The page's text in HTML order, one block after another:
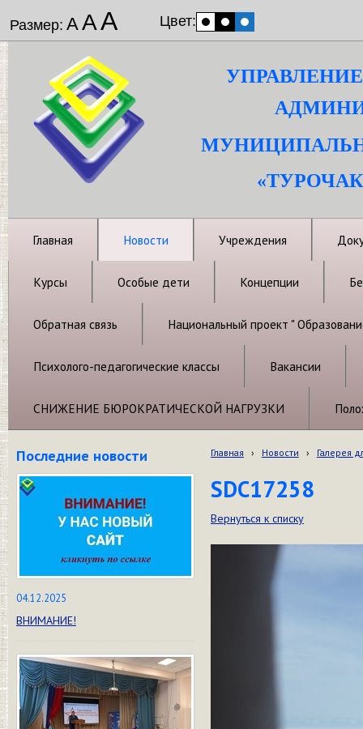
Размер: ААА Цвет:
Главная Новости Учреждения
Курсы Особые дети Концепции
Обратная связь Национальный проект "
Психолого-педагогические классы Вакансии
СНИЖЕНИЕ БЮРОКРАТИЧЕСКОЙ НАГРУЗКИ
Последние новости
04.12.2025
ВНИМАНИЕ!
Главная › Новости › Галерея
SDC17258
Вернуться к списку